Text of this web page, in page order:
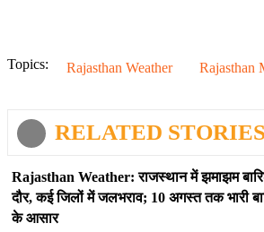
Topics: Rajasthan Weather Rajasthan
RELATED STORIES
Rajasthan Weather: राजस्थान में झमाझम
दौर, कई जिलों में जलभराव; 10 अगस्त तक भारी
के आसार